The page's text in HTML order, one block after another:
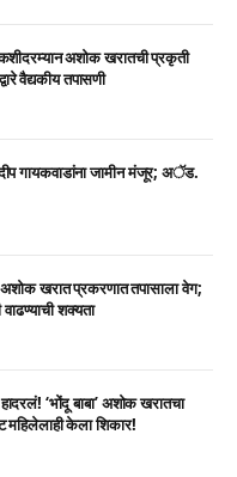
अशोक खरातची प्रकृती
वैद्यकीय तपासणी
जामीन मंजूर; अॅड.
खरात प्रकरणात तपासाला वेग;
शक्यता
‘भोंदू बाबा’ अशोक खरातचा
केला शिकार!